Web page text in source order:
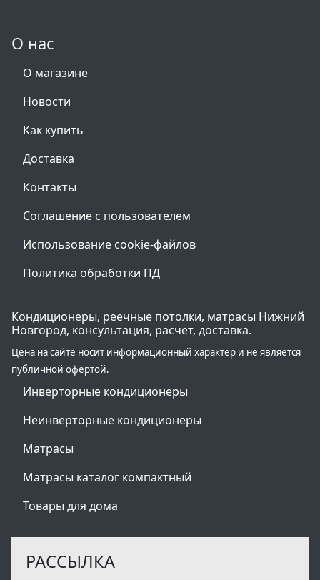
О нас
О магазине
Новости
Как купить
Доставка
Контакты
Соглашение с пользователем
Использование cookie-файлов
Политика обработки ПД
Кондиционеры, реечные потолки, матрасы Нижний
Новгород, консультация, расчет, доставка.
Цена на сайте носит информационный характер и не является
публичной офертой.
Инверторные кондиционеры
Неинверторные кондиционеры
Матрасы
Матрасы каталог компактный
Товары для дома
РАССЫЛКА